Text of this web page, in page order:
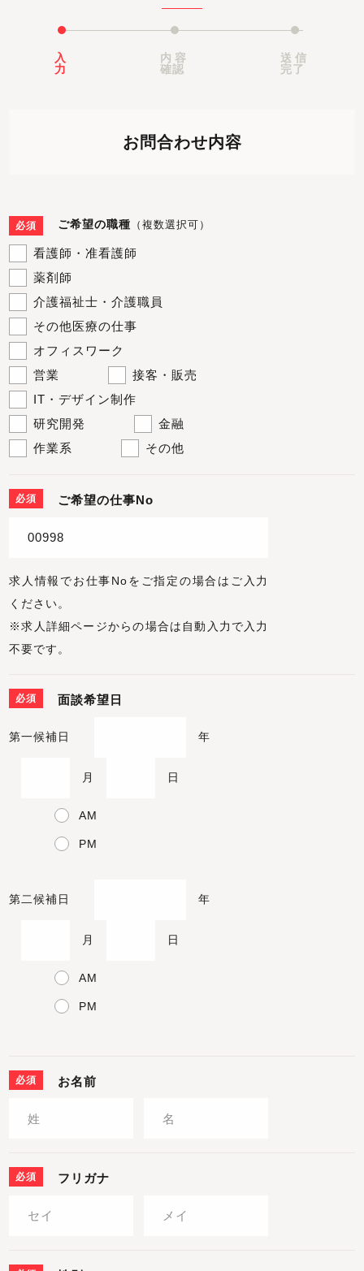
入
力
内容
確認
送信
完了
お問合わせ内容
必須 ご希望の職種 （複数選択可）
看護師・准看護師
薬剤師
介護福祉士・介護職員
その他医療の仕事
オフィスワーク
営業
接客・販売
IT・デザイン制作
研究開発
金融
作業系
その他
必須 ご希望の仕事No
求人情報でお仕事Noをご指定の場合はご入力
ください。
※求人詳細ページからの場合は自動入力で入力
不要です。
必須 面談希望日
第一候補日 年
月 日
AM
PM
第二候補日 年
月 日
AM
PM
必須 お名前
必須 フリガナ